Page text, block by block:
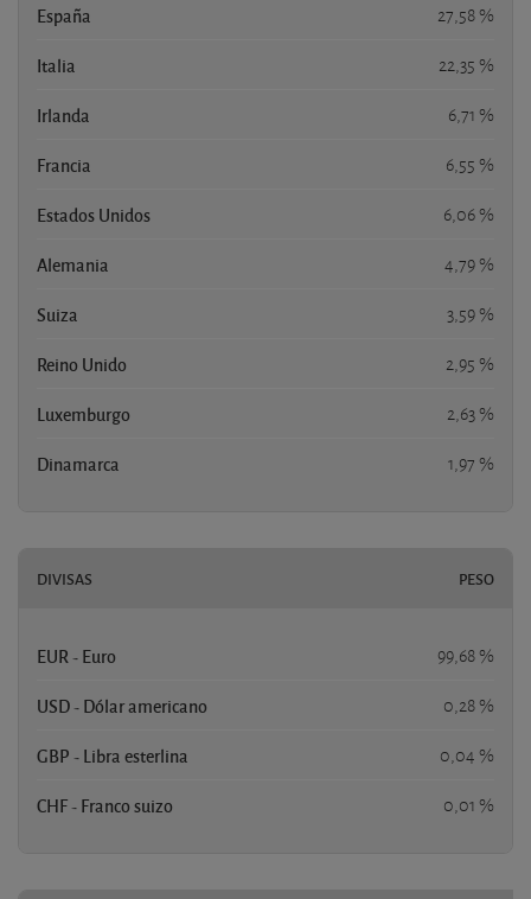
España 27,58 %
Italia 22,35 %
Irlanda 6,71 %
Francia 6,55 %
Estados Unidos 6,06 %
Alemania 4,79 %
Suiza 3,59 %
Reino Unido 2,95 %
Luxemburgo 2,63 %
Dinamarca 1,97 %
DIVISAS PESO
EUR - Euro 99,68 %
USD - Dólar americano 0,28 %
GBP - Libra esterlina 0,04 %
CHF - Franco suizo 0,01 %